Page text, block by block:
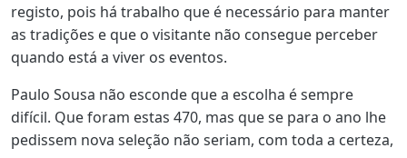
registo, pois há trabalho que é necessário para manter
as tradições e que o visitante não consegue perceber
quando está a viver os eventos.
Paulo Sousa não esconde que a escolha é sempre
difícil. Que foram estas 470, mas que se para o ano lhe
pedissem nova seleção não seriam, com toda a certeza,